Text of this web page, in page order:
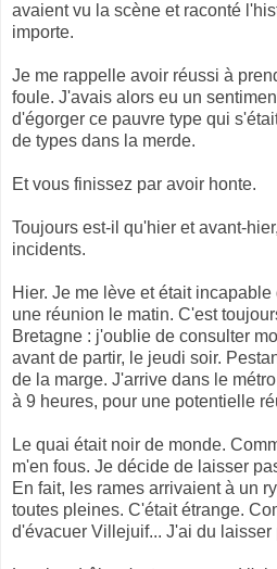
avaient vu la scène et raconté
importe.
Je me rappelle avoir réussi à
foule. J'avais alors eu un
d'égorger ce pauvre type qui
de types dans la merde.
Et vous finissez par avoir honte.
Toujours est-il qu'hier et avant-
incidents.
Hier. Je me lève et était
une réunion le matin. C'est
Bretagne : j'oublie de consulter
avant de partir, le jeudi soir.
de la marge. J'arrive dans le
à 9 heures, pour une potentielle
Le quai était noir de monde.
m'en fous. Je décide de laisser
En fait, les rames arrivaient à un
toutes pleines. C'était étrange.
d'évacuer Villejuif... J'ai du laisser